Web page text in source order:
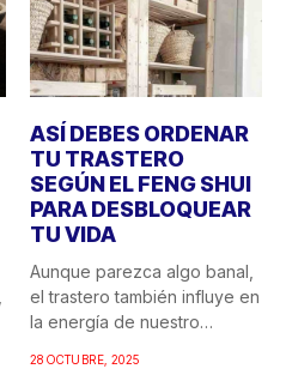
ASÍ DEBES ORDENAR
TU TRASTERO
SEGÚN EL FENG SHUI
PARA DESBLOQUEAR
TU VIDA
Aunque parezca algo banal,
el trastero también influye en
la energía de nuestro
28 OCTUBRE, 2025